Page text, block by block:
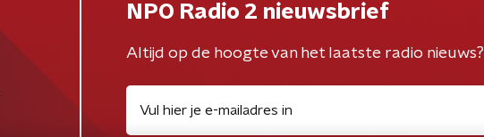
NPO Radio 2 nieuwsbrief
Altijd op de hoogte van het laatste radio nieuws?